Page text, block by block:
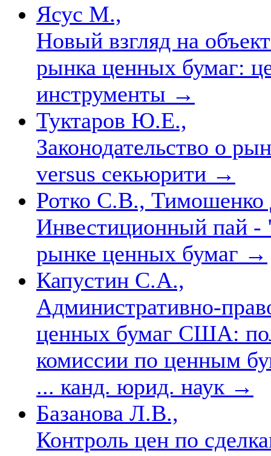
Ясус М.,
Новый взгляд на
рынка ценных бумаг:
инструменты →
Туктаров Ю.Е.,
Законодательство о
versus секьюрити →
Ротко С.В.,
Инвестиционный пай -
рынке ценных бумаг →
Капустин С.А.,
Административно-
ценных бумаг США:
комиссии по ценным
... канд. юрид. наук →
Базанова Л.В.,
Контроль цен по